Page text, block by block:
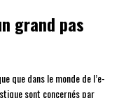
grand pas
que dans le monde de l’e-
sont concernés par